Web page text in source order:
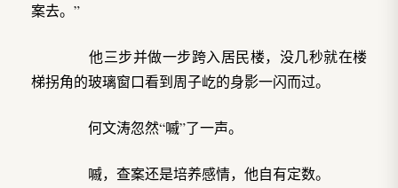
案去。”
他三步并做一步跨入居民楼，没几秒就在楼
梯拐角的玻璃窗口看到周子屹的身影一闪而过。
何文涛忽然“嘁”了一声。
嘁，查案还是培养感情，他自有定数。